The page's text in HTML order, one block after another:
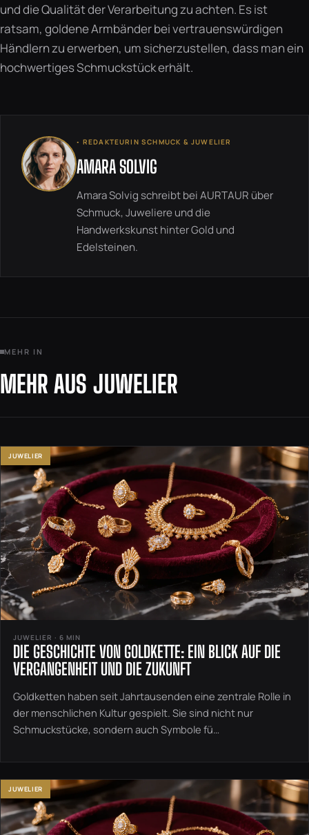
und die Qualität der Verarbeitung zu achten. Es ist
ratsam, goldene Armbänder bei vertrauenswürdigen
Händlern zu erwerben, um sicherzustellen, dass man ein
hochwertiges Schmuckstück erhält.
◦ REDAKTEURIN SCHMUCK & JUWELIER
AMARA SOLVIG
Amara Solvig schreibt bei AURTAUR über
Schmuck, Juweliere und die
Handwerkskunst hinter Gold und
Edelsteinen.
MEHR IN
MEHR AUS JUWELIER
JUWELIER
JUWELIER · 6 MIN
DIE GESCHICHTE VON GOLDKETTE: EIN BLICK AUF DIE
VERGANGENHEIT UND DIE ZUKUNFT
Goldketten haben seit Jahrtausenden eine zentrale Rolle in
der menschlichen Kultur gespielt. Sie sind nicht nur
Schmuckstücke, sondern auch Symbole fü…
JUWELIER